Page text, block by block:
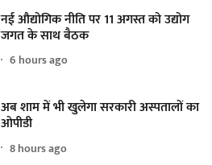
नई औद्योगिक नीति पर 11 अगस्त को उद्योग
जगत के साथ बैठक
6 hours ago
अब शाम में भी खुलेगा सरकारी अस्पतालों का
ओपीडी
8 hours ago